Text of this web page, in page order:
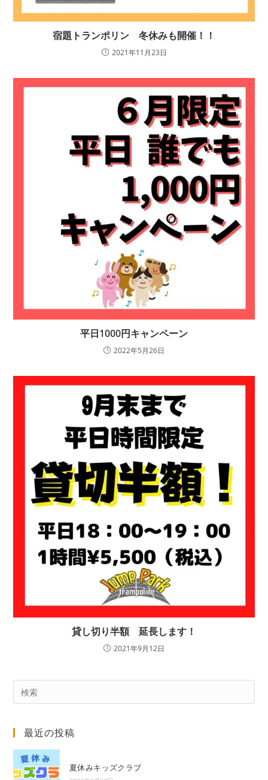
宿題トランポリン 冬休みも開催！！
2021年11月23日
平日1000円キャンペーン
2022年5月26日
貸し切り半額 延長します！
2021年9月12日
最近の投稿
夏休みキッズクラブ